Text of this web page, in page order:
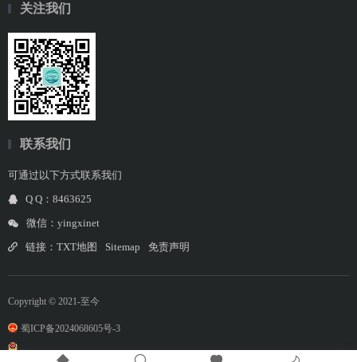
关注我们
联系我们
可通过以下方式联系我们
Q Q：8463625
微信：yingxinet
链接： TXT地图 Sitemap 免责声明
Copyright © 2021-至今
蜀ICP备2024068605号-3